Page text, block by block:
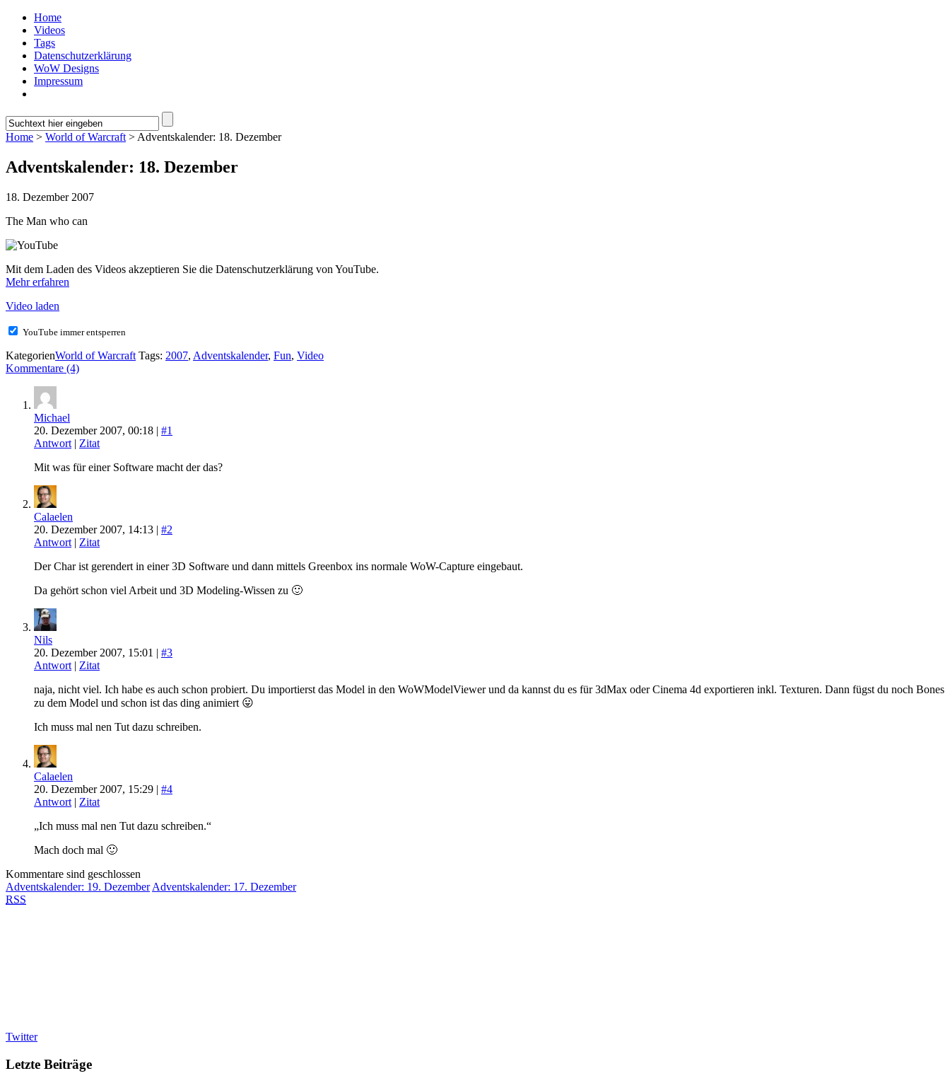
Home
Videos
Tags
Datenschutzerklärung
WoW Designs
Impressum
Home > World of Warcraft > Adventskalender: 18. Dezember
Adventskalender: 18. Dezember
18. Dezember 2007
The Man who can
Mit dem Laden des Videos akzeptieren Sie die Datenschutzerklärung von YouTube.
Mehr erfahren
Video laden
YouTube immer entsperren
KategorienWorld of Warcraft Tags: 2007, Adventskalender, Fun, Video
Kommentare (4)
Michael
20. Dezember 2007, 00:18 | #1
Antwort | Zitat
Mit was für einer Software macht der das?
Calaelen
20. Dezember 2007, 14:13 | #2
Antwort | Zitat
Der Char ist gerendert in einer 3D Software und dann mittels Greenbox ins normale WoW-Capture eingebaut.
Da gehört schon viel Arbeit und 3D Modeling-Wissen zu 🙂
Nils
20. Dezember 2007, 15:01 | #3
Antwort | Zitat
naja, nicht viel. Ich habe es auch schon probiert. Du importierst das Model in den WoWModelViewer und da kannst du es für 3dMax oder Cinema 4d exportieren inkl. Texturen. Dann fügst du noch Bones
zu dem Model und schon ist das ding animiert 😛
Ich muss mal nen Tut dazu schreiben.
Calaelen
20. Dezember 2007, 15:29 | #4
Antwort | Zitat
„Ich muss mal nen Tut dazu schreiben.“
Mach doch mal 🙂
Kommentare sind geschlossen
Adventskalender: 19. Dezember Adventskalender: 17. Dezember
RSS
Twitter
Letzte Beiträge